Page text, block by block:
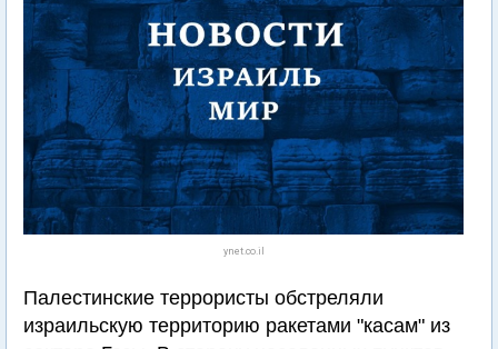
ynet.co.il
Палестинские террористы обстреляли
израильскую территорию ракетами "касам" из